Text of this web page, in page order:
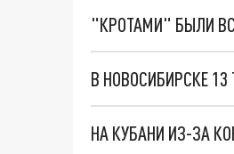
"КРОТАМИ" БЫЛИ
В НОВОСИБИРСКЕ
НА КУБАНИ ИЗ-ЗА